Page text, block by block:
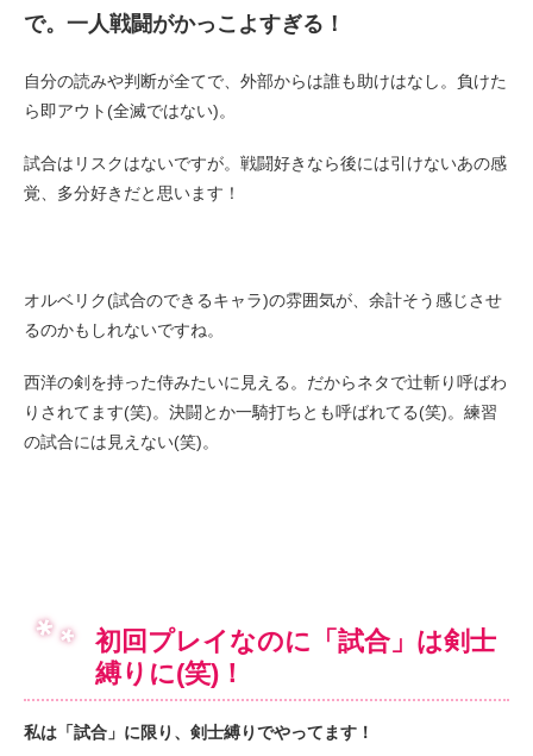
で。一人戦闘がかっこよすぎる！
自分の読みや判断が全てで、外部からは誰も助けはなし。負けた
ら即アウト(全滅ではない)。
試合はリスクはないですが。戦闘好きなら後には引けないあの感
覚、多分好きだと思います！
オルベリク(試合のできるキャラ)の雰囲気が、余計そう感じさせ
るのかもしれないですね。
西洋の剣を持った侍みたいに見える。だからネタで辻斬り呼ばわ
りされてます(笑)。決闘とか一騎打ちとも呼ばれてる(笑)。練習
の試合には見えない(笑)。
初回プレイなのに「試合」は剣士
縛りに(笑)！
私は「試合」に限り、剣士縛りでやってます！